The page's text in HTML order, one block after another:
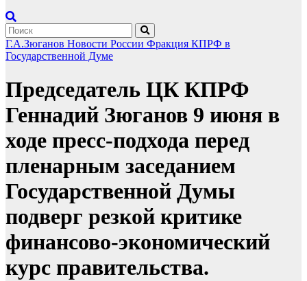
Г.А.Зюганов Новости России Фракция КПРФ в
Государственной Думе
Председатель ЦК КПРФ
Геннадий Зюганов 9 июня в
ходе пресс-подхода перед
пленарным заседанием
Государственной Думы
подверг резкой критике
финансово-экономический
курс правительства.